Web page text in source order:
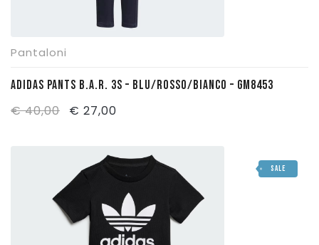
Pantaloni
ADIDAS PANTS B.A.R. 3S – BLU/ROSSO/BIANCO – GM8453
€40,00
Il
originale
era:
€ 27,00
attuale
è:
€ 27,00.
SALE